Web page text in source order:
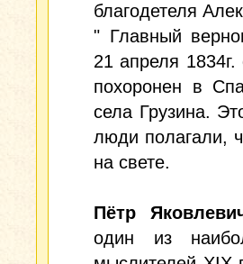
благодетеля
" Главный
21 апреля
похоронен в
села Грузина.
люди полагали,
на свете.
Пётр
один из